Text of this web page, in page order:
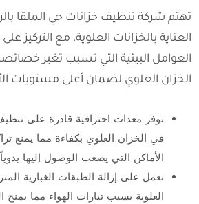
تهتم شركة تنظيف خزانات حي الملقا
العناية بالخزانات العلوية، مع التركيز
العوامل البيئية التي تسبب تغير
الخزان العلوي لضمان أعلى مستويات
نوفر معدات احترافية قادرة على
في الخزان العلوي بكفاءة مما يمنع
الأماكن التي يصعب الوصول إليها
نعمل على إزالة الطبقات الغبارية
العلوية بسبب تيارات الهواء مما